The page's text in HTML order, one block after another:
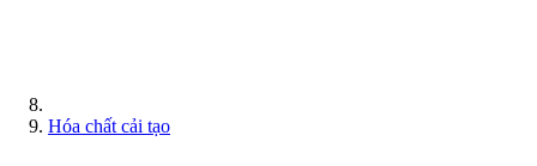
Hóa chất cải tạo